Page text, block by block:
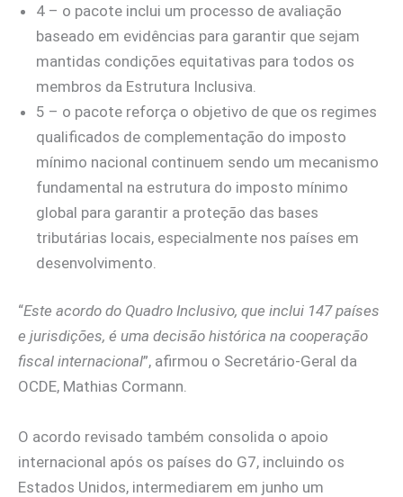
4 – o pacote inclui um processo de avaliação
baseado em evidências para garantir que sejam
mantidas condições equitativas para todos os
membros da Estrutura Inclusiva.
5 – o pacote reforça o objetivo de que os regimes
qualificados de complementação do imposto
mínimo nacional continuem sendo um mecanismo
fundamental na estrutura do imposto mínimo
global para garantir a proteção das bases
tributárias locais, especialmente nos países em
desenvolvimento.
“Este acordo do Quadro Inclusivo, que inclui 147 países
e jurisdições, é uma decisão histórica na cooperação
fiscal internacional”, afirmou o Secretário-Geral da
OCDE, Mathias Cormann.
O acordo revisado também consolida o apoio
internacional após os países do G7, incluindo os
Estados Unidos, intermediarem em junho um